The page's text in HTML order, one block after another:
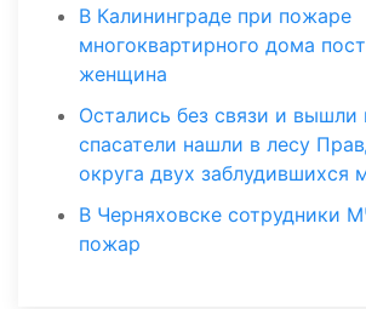
В Калининграде при пожаре
многоквартирного дома
женщина
Остались без связи и вышли
спасатели нашли в лесу
округа двух заблудившихся
В Черняховске сотрудники
пожар